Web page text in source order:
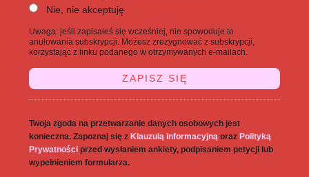
Nie, nie akceptuję
Uwaga: jeśli zapisałeś się wcześniej, nie spowoduje to
anulowania subskrypcji. Możesz zrezygnować z subskrypcji,
korzystając z linku podanego w otrzymywanych e-mailach.
Twoja zgoda na przetwarzanie danych osobowych jest
konieczna. Zapoznaj się zKlauzulą informacyjną orazPolityką
Prywatności przed wysłaniem ankiety, podpisaniem petycji lub
wypełnieniem formularza.